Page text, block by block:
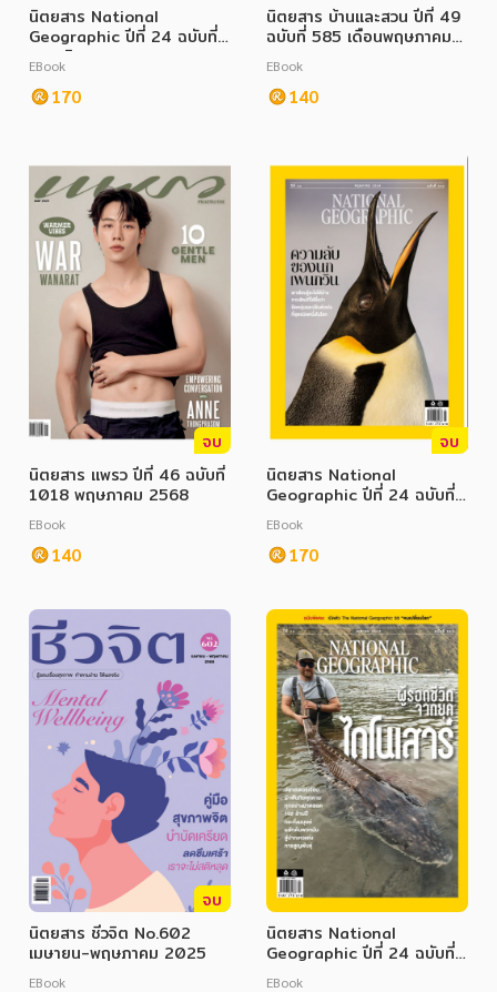
นิตยสาร National
Geographic ปีที่ 24 ฉบับที่
287 มิถุนายน 2568
EBook
170
นิตยสาร บ้านและสวน ปีที่ 49
ฉบับที่ 585 เดือนพฤษภาคม
2568
EBook
140
จบ
นิตยสาร แพรว ปีที่ 46 ฉบับที่
1018 พฤษภาคม 2568
EBook
140
จบ
นิตยสาร National
Geographic ปีที่ 24 ฉบับที่
286 พฤษภาคม 2568
EBook
170
จบ
นิตยสาร ชีวจิต No.602
เมษายน-พฤษภาคม 2025
EBook
นิตยสาร National
Geographic ปีที่ 24 ฉบับที่
285 เมษายน 2568
EBook